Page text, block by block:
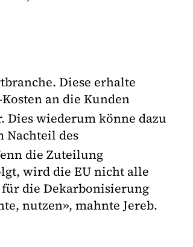
Diese erhalte
Kosten an die Kunden
wiederum könne dazu
Nachteil des
die Zuteilung
wird die EU nicht alle
die Dekarbonisierung
nutzen», mahnte Jereb.